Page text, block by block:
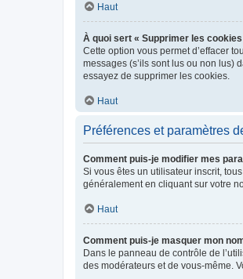
Haut
À quoi sert « Supprimer les cookies
Cette option vous permet d’effacer
messages (s’ils sont lus ou non lus)
essayez de supprimer les cookies.
Haut
Préférences et paramètres
Comment puis-je modifier mes
Si vous êtes un utilisateur inscrit,
généralement en cliquant sur votre
Haut
Comment puis-je masquer mon
Dans le panneau de contrôle de
des modérateurs et de vous-même.